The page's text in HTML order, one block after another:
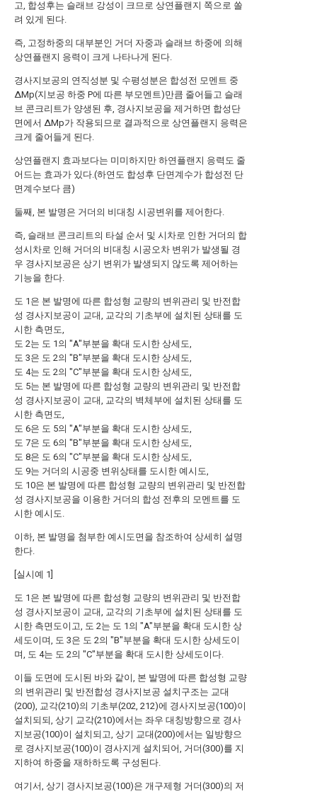
고, 합성후는 슬래브 강성이 크므로 상연플랜지 쪽으로 쏠
려 있게 된다.
즉, 고정하중의 대부분인 거더 자중과 슬래브 하중에 의해
상연플랜지 응력이 크게 나타나게 된다.
경사지보공의 연직성분 및 수평성분은 합성전 모멘트 중
ΔMp(지보공 하중 P에 따른 부모멘트)만큼 줄어들고 슬래
브 콘크리트가 양생된 후, 경사지보공을 제거하면 합성단
면에서 ΔMp가 작용되므로 결과적으로 상연플랜지 응력은
크게 줄어들게 된다.
상연플랜지 효과보다는 미미하지만 하연플랜지 응력도 줄
어드는 효과가 있다.(하연도 합성후 단면계수가 합성전 단
면계수보다 큼)
둘째, 본 발명은 거더의 비대칭 시공변위를 제어한다.
즉, 슬래브 콘크리트의 타설 순서 및 시차로 인한 거더의 합
성시차로 인해 거더의 비대칭 시공오차 변위가 발생될 경
우 경사지보공은 상기 변위가 발생되지 않도록 제어하는
기능을 한다.
도 1은 본 발명에 따른 합성형 교량의 변위관리 및 반전합
성 경사지보공이 교대, 교각의 기초부에 설치된 상태를 도
시한 측면도,
도 2는 도 1의 "A"부분을 확대 도시한 상세도,
도 3은 도 2의 "B"부분을 확대 도시한 상세도,
도 4는 도 2의 "C"부분을 확대 도시한 상세도,
도 5는 본 발명에 따른 합성형 교량의 변위관리 및 반전합
성 경사지보공이 교대, 교각의 벽체부에 설치된 상태를 도
시한 측면도,
도 6은 도 5의 "A"부분을 확대 도시한 상세도,
도 7은 도 6의 "B"부분을 확대 도시한 상세도,
도 8은 도 6의 "C"부분을 확대 도시한 상세도,
도 9는 거더의 시공중 변위상태를 도시한 예시도,
도 10은 본 발명에 따른 합성형 교량의 변위관리 및 반전합
성 경사지보공을 이용한 거더의 합성 전후의 모멘트를 도
시한 예시도.
이하, 본 발명을 첨부한 예시도면을 참조하여 상세히 설명
한다.
[실시예 1]
도 1은 본 발명에 따른 합성형 교량의 변위관리 및 반전합
성 경사지보공이 교대, 교각의 기초부에 설치된 상태를 도
시한 측면도이고, 도 2는 도 1의 "A"부분을 확대 도시한 상
세도이며, 도 3은 도 2의 "B"부분을 확대 도시한 상세도이
며, 도 4는 도 2의 "C"부분을 확대 도시한 상세도이다.
이들 도면에 도시된 바와 같이, 본 발명에 따른 합성형 교량
의 변위관리 및 반전합성 경사지보공 설치구조는 교대
(200), 교각(210)의 기초부(202, 212)에 경사지보공(100)이
설치되되, 상기 교각(210)에서는 좌우 대칭방향으로 경사
지보공(100)이 설치되고, 상기 교대(200)에서는 일방향으
로 경사지보공(100)이 경사지게 설치되어, 거더(300)를 지
지하여 하중을 재하하도록 구성된다.
여기서, 상기 경사지보공(100)은 개구제형 거더(300)의 저